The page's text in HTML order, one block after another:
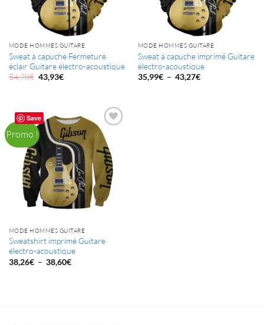
MODE HOMMES GUITARE
Sweat à capuche Fermeture
éclair Guitare électro-acoustique
54,78€ Le
prix
43,93€Le
MODE HOMMES GUITARE
Sweat à capuche imprimé Guitare
électro-acoustique
35,99€ – 43,27€Plage
Save
Promo !
MODE HOMMES GUITARE
Sweatshirt imprimé Guitare
électro-acoustique
38,26€ – 38,60€Plage